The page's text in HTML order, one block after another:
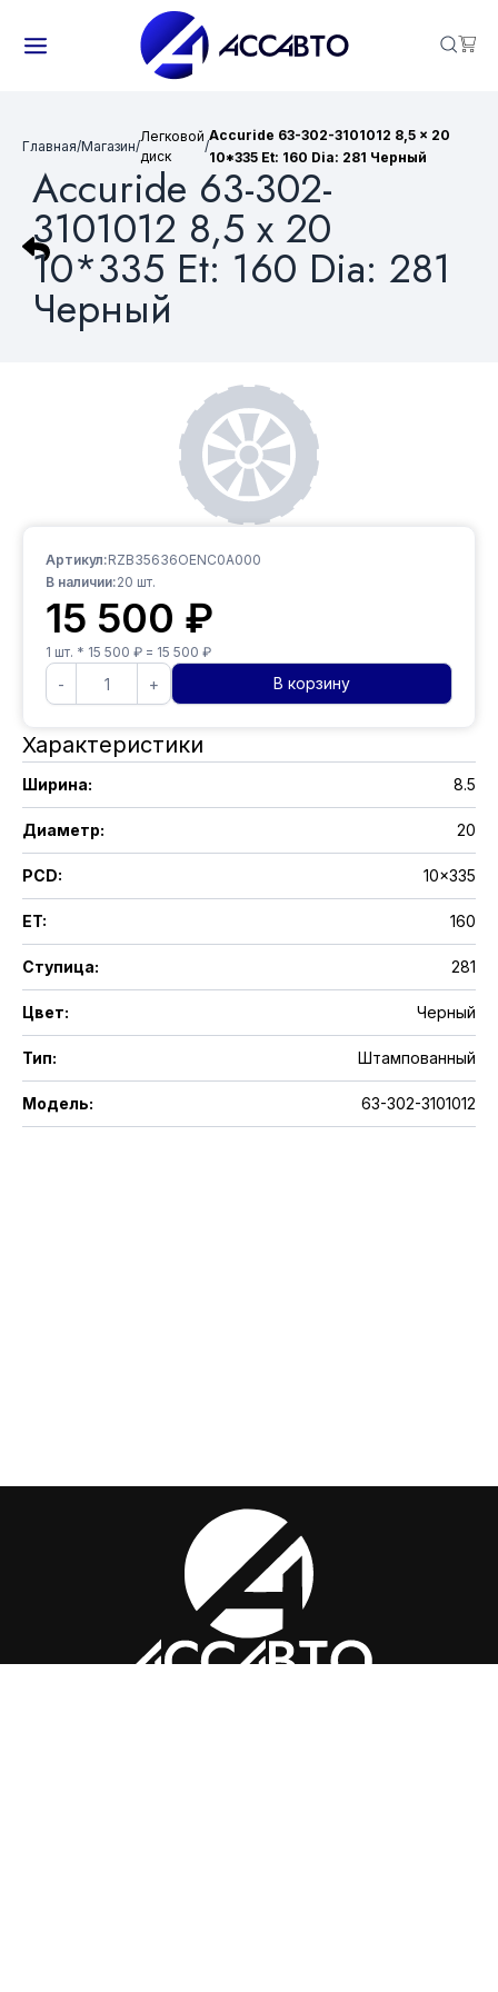
Главная/Магазин/
Легковой
диск
/
Accuride 63-302-3101012 8,5 x 20
10*335 Et: 160 Dia: 281 Черный
Accuride 63-302-
3101012 8,5 x 20
10*335 Et: 160 Dia: 281
Черный
Характеристики
Ширина: 8.5
Диаметр: 20
PCD: 10x335
ET: 160
Ступица: 281
Цвет: Черный
Тип: Штампованный
Модель: 63-302-3101012
Артикул:RZB35636OENC0A000
В наличии:20 шт.
15 500 ₽
1 шт. * 15 500 ₽ = 15 500 ₽
- + В корзину